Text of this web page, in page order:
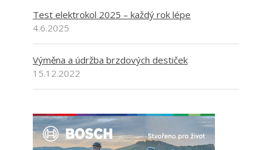
Test elektrokol 2025 – každý rok lépe
4.6.2025
Výměna a údržba brzdových destiček
15.12.2022